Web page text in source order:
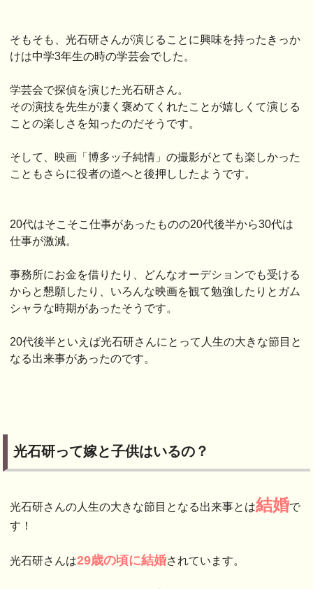
そもそも、光石研さんが演じることに興味を持ったきっか
けは中学3年生の時の学芸会でした。
学芸会で探偵を演じた光石研さん。
その演技を先生が凄く褒めてくれたことが嬉しくて演じる
ことの楽しさを知ったのだそうです。
そして、映画「博多ッ子純情」の撮影がとても楽しかった
こともさらに役者の道へと後押ししたようです。
20代はそこそこ仕事があったものの20代後半から30代は
仕事が激減。
事務所にお金を借りたり、どんなオーデションでも受ける
からと懇願したり、いろんな映画を観て勉強したりとガム
シャラな時期があったそうです。
20代後半といえば光石研さんにとって人生の大きな節目と
なる出来事があったのです。
光石研って嫁と子供はいるの？
光石研さんの人生の大きな節目となる出来事とは結婚で
す！
光石研さんは29歳の頃に結婚されています。